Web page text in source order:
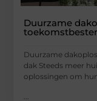
Duurzame
Duurzame
dak Steeds meer
oplossingen om